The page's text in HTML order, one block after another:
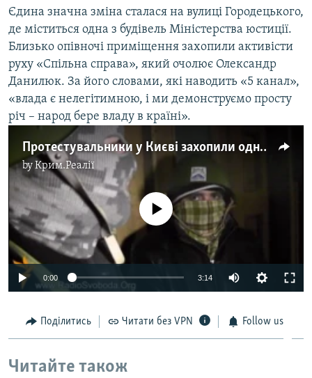
Єдина значна зміна сталася на вулиці Городецького,
де міститься одна з будівель Міністерства юстиції.
Близько опівночі приміщення захопили активісти
руху «Спільна справа», який очолює Олександр
Данилюк. За його словами, які наводить «5 канал»,
«влада є нелегітимною, і ми демонструємо просту
річ – народ бере владу в країні».
Протестувальники у Києві захопили одну із будівель Мін'юсту
byКрим.Реалії
No media source currently available
0:00 3:14
Поділитись Читати без VPN Follow us
Читайте також